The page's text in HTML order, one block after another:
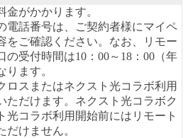
金がかかります。
電話番号は、ご契約者様にマイペ
をご確認ください。なお、リモー
の受付時間は10：00～18：00（年
ります。
ロスまたはネクスト光コラボ利用
ただけます。ネクスト光コラボク
光コラボ利用開始前にはリモート
だけません。